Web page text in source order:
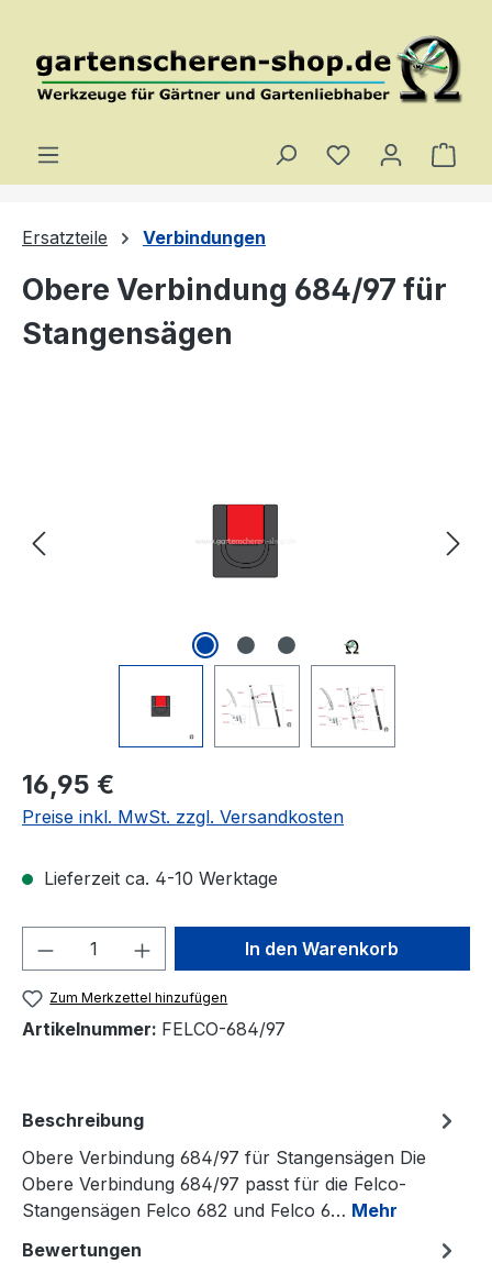
Du hast 0
Ersatzteile Verbindungen
Obere Verbindung 684/97 für
Stangensägen
Regulärer Preis:
16,95 €
Preise inkl. MwSt. zzgl. Versandkosten
Lieferzeit ca. 4-10 Werktage
Produkt Anzahl: Gib denIn den Warenkorb
Zum Merkzettel hinzufügen
Artikelnummer: FELCO-684/97
Beschreibung
Obere Verbindung 684/97 für Stangensägen Die
Obere Verbindung 684/97 passt für die Felco-
Stangensägen Felco 682 und Felco 6… Mehr
Bewertungen